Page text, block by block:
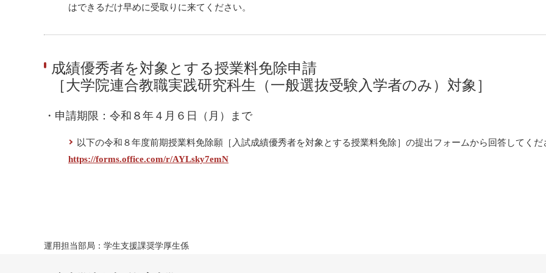
はできるだけ早めに受取りに来てください。
成績優秀者を対象とする授業料免除申請
［大学院連合教職実践研究科生（一般選抜受験入学者のみ）対象］
・申請期限：令和８年４月６日（月）まで
以下の令和８年度前期授業料免除願［入試成績優秀者を対象とする授業料免除］の提出フォームから回答してくだ
https://forms.office.com/r/AYLsky7emN
運用担当部局：学生支援課奨学厚生係